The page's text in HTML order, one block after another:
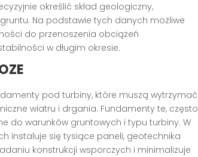
określić skład geologiczny,
Na podstawie tych danych możliwe
do przenoszenia obciążeń
w długim okresie.
pod turbiny, które muszą wytrzymać
wiatru i drgania. Fundamenty te, często
do warunków gruntowych i typu turbiny. W
instaluje się tysiące paneli, geotechnika
konstrukcji wsporczych i minimalizuje